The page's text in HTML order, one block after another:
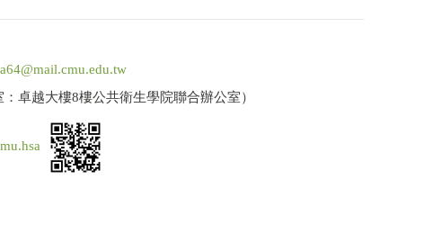
卓越大樓8樓公共衛生學院聯合辦公室）